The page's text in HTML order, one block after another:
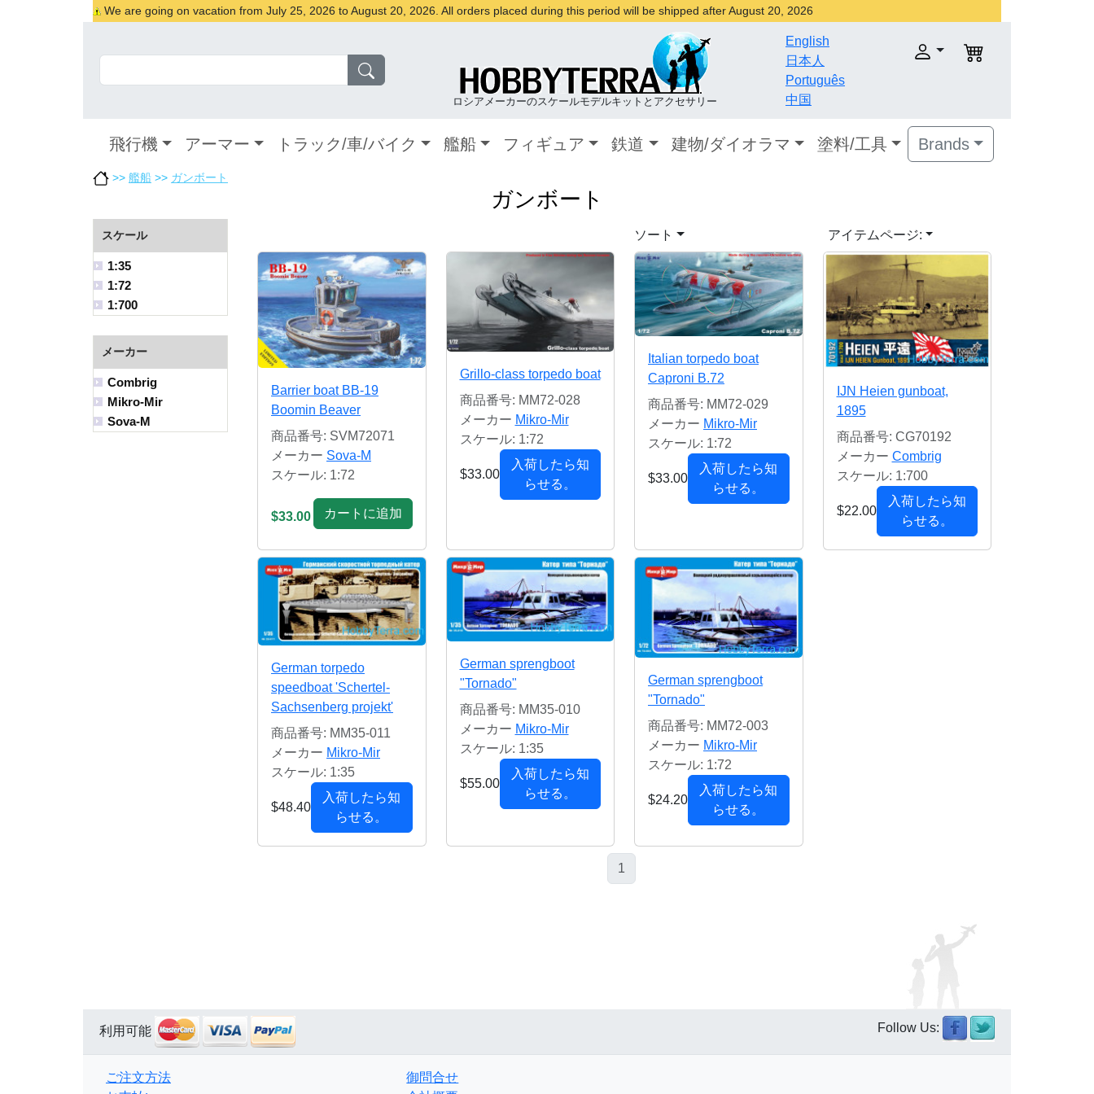
We are going on vacation from July 25, 2026 to August 20, 2026. All orders placed during this period will be shipped after August 20, 2026
ロシアメーカーのスケールモデルキットとアクセサリー
English
日本人
Português
中国
飛行機 アーマー トラック/車/バイク 艦船 フィギュア 鉄道 建物/ダイオラマ 塗料/工具 Brands
>> 艦船 >> ガンボート
ガンボート
スケール
1:35
1:72
1:700
メーカー
Combrig
Mikro-Mir
Sova-M
ソート アイテムページ:
Barrier boat BB-19
Boomin Beaver
商品番号: SVM72071
メーカー Sova-M
スケール: 1:72
$33.00 カートに追加
Grillo-class torpedo boat
商品番号: MM72-028
メーカー Mikro-Mir
スケール: 1:72
$33.00
入荷したら知
らせる。
Italian torpedo boat
Caproni B.72
商品番号: MM72-029
メーカー Mikro-Mir
スケール: 1:72
$33.00
入荷したら知
らせる。
IJN Heien gunboat,
1895
商品番号: CG70192
メーカー Combrig
スケール: 1:700
$22.00
入荷したら知
らせる。
German torpedo
speedboat 'Schertel-
Sachsenberg projekt'
商品番号: MM35-011
メーカー Mikro-Mir
スケール: 1:35
$48.40
入荷したら知
らせる。
German sprengboot
"Tornado"
商品番号: MM35-010
メーカー Mikro-Mir
スケール: 1:35
$55.00
入荷したら知
らせる。
German sprengboot
"Tornado"
商品番号: MM72-003
メーカー Mikro-Mir
スケール: 1:72
$24.20
入荷したら知
らせる。
1
利用可能 Follow Us:
ご注文方法
御問合せ